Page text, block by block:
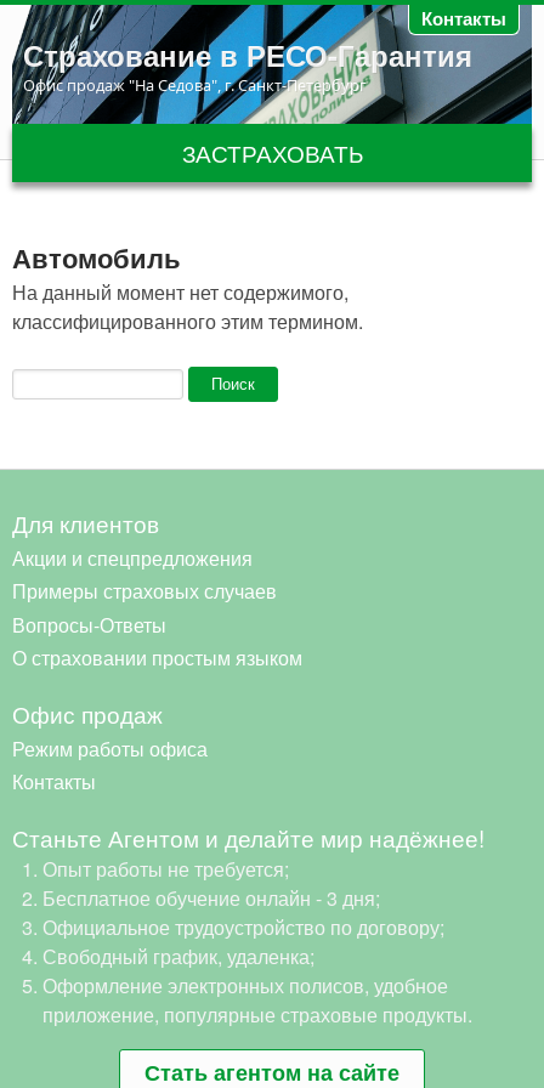
Перейти к основному содержанию Контакты
Страхование в РЕСО-Гарантия
Офис продаж "На Седова", г. Санкт-Петербург
ЗАСТРАХОВАТЬ
Автомобиль
На данный момент нет содержимого,
классифицированного этим термином.
Форма поиска
Поиск
Для клиентов
Акции и спецпредложения
Примеры страховых случаев
Вопросы-Ответы
О страховании простым языком
Офис продаж
Режим работы офиса
Контакты
Станьте Агентом и делайте мир надёжнее!
Опыт работы не требуется;
Бесплатное обучение онлайн - 3 дня;
Официальное трудоустройство по договору;
Свободный график, удаленка;
Оформление электронных полисов, удобное
приложение, популярные страховые продукты.
Стать агентом на сайте